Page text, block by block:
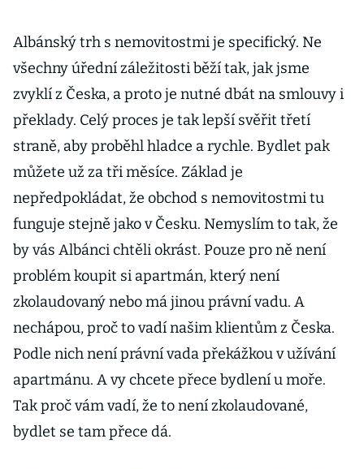
Albánský trh s nemovitostmi je specifický. Ne
všechny úřední záležitosti běží tak, jak jsme
zvyklí z Česka, a proto je nutné dbát na smlouvy i
překlady. Celý proces je tak lepší svěřit třetí
straně, aby proběhl hladce a rychle. Bydlet pak
můžete už za tři měsíce. Základ je
nepředpokládat, že obchod s nemovitostmi tu
funguje stejně jako v Česku. Nemyslím to tak, že
by vás Albánci chtěli okrást. Pouze pro ně není
problém koupit si apartmán, který není
zkolaudovaný nebo má jinou právní vadu. A
nechápou, proč to vadí našim klientům z Česka.
Podle nich není právní vada překážkou v užívání
apartmánu. A vy chcete přece bydlení u moře.
Tak proč vám vadí, že to není zkolaudované,
bydlet se tam přece dá.